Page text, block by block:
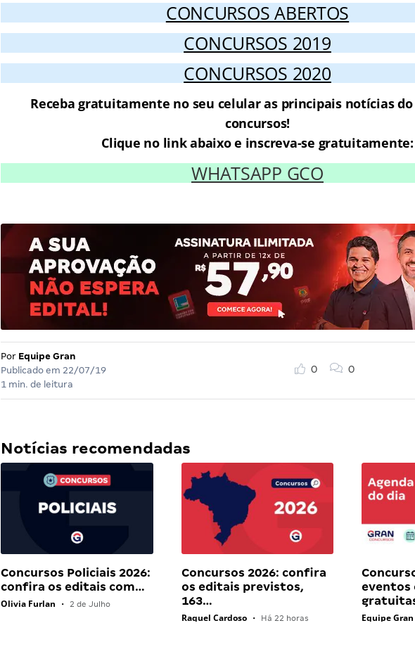
CONCURSOS ABERTOS
CONCURSOS 2019
CONCURSOS 2020
Receba gratuitamente no seu celular as principais notícias
concursos!
Clique no link abaixo e inscreva-se gratuitamente:
WHATSAPP GCO
Por Equipe Gran
Publicado em 22/07/19
1 min. de leitura
0 0
Notícias recomendadas
Concursos Policiais 2026:
confira os editais com…
Olivia Furlan • 2 de Julho
Concursos 2026: confira
os editais previstos,
163…
Raquel Cardoso • Há 22 horas
eventos
Equipe Gran